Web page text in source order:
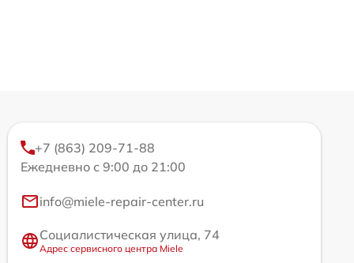
+7 (863) 209-71-88
Ежедневно с 9:00 до 21:00
info@miele-repair-center.ru
Социалистическая улица, 74
Адрес сервисного центра Miele